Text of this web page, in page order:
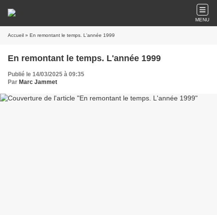
MENU
Accueil » En remontant le temps. L'année 1999
En remontant le temps. L'année 1999
Publié le 14/03/2025 à 09:35
Par Marc Jammet